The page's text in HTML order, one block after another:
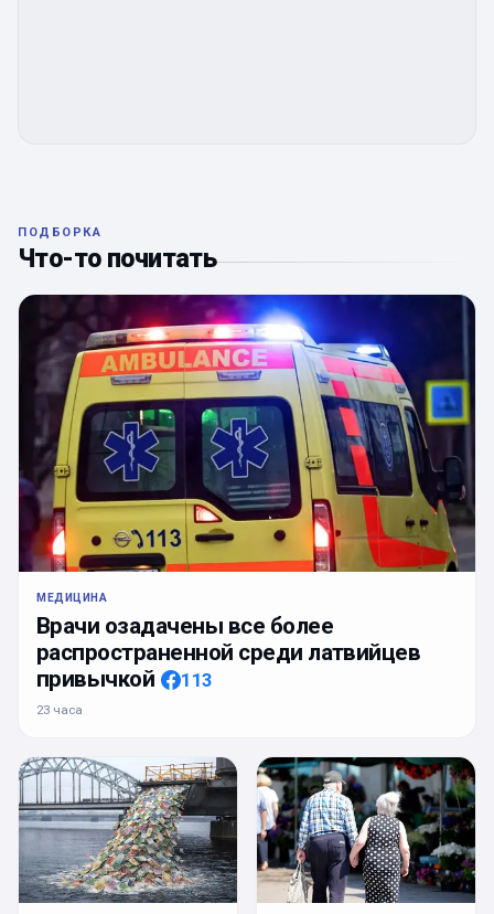
ПОДБОРКА
Что-то почитать
МЕДИЦИНА
Врачи озадачены все более
распространенной среди латвийцев
привычкой
113
23 часа